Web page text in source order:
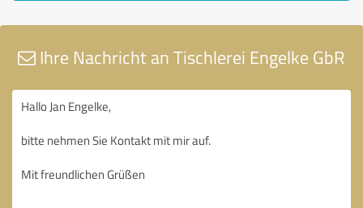
Ihre Nachricht an Tischlerei Engelke GbR